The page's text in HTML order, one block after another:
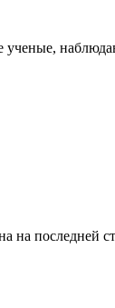
ученые,
на последней